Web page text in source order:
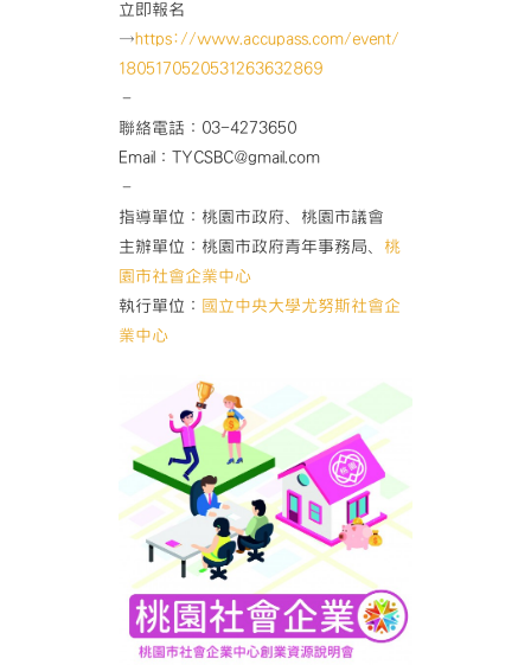
立即報名
→https://www.accupass.com/event/
1805170520531263632869
–
聯絡電話：03-4273650
Email：TYCSBC@gmail.com
–
指導單位：桃園市政府、桃園市議會
主辦單位：桃園市政府青年事務局、 桃
園市社會企業中心
執行單位：
國立中央大學尤努斯社會企
業中心